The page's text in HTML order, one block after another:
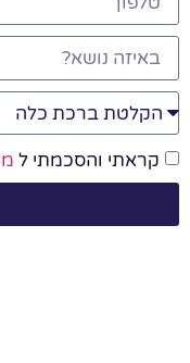
קראתי והסכמתי ל